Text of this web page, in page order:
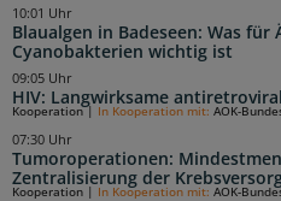
Blaualgen in Badeseen: Was für
Cyanobakterien wichtig ist
10:01 Uhr
HIV: Langwirksame
09:05 Uhr
Tumoroperationen:
Zentralisierung der
Kooperation| In Kooperation mit: AOK-
07:30 Uhr
Kooperation | In Kooperation mit: AOK-